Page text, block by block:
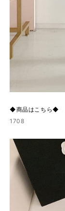
◆商品はこちら◆
1708